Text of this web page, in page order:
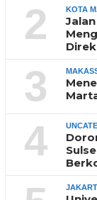
2 KOTA
3
4